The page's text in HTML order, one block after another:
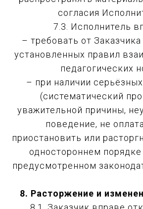
согласия
7.3. Исполнитель
– требовать от
установленных правил
педагогических
– при наличии
(систематический
уважительной причины,
поведение, не
приостановить или
одностороннем
предусмотренном
8. Расторжение и